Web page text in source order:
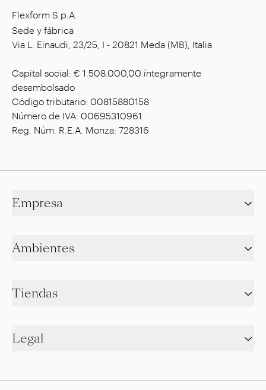
Flexform S.p.A.
Sede y fábrica
Via L. Einaudi, 23/25, I - 20821 Meda (MB), Italia
Capital social: € 1.508.000,00 íntegramente
desembolsado
Código tributario: 00815880158
Número de IVA: 00695310961
Reg. Núm. R.E.A. Monza: 728316
Empresa
Ambientes
Tiendas
Legal